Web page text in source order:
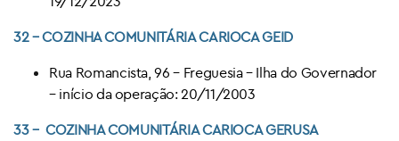
32 – COZINHA COMUNITÁRIA CARIOCAGEID
Rua Romancista, 96 – Freguesia – Ilha do Governador
– início da operação: 20/11/2003
33 – COZINHA COMUNITÁRIA CARIOCA GERUSA